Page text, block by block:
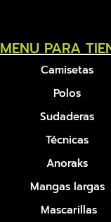
MENU PARA
Camisetas
Polos
Sudaderas
Técnicas
Anoraks
Mangas largas
Mascarillas